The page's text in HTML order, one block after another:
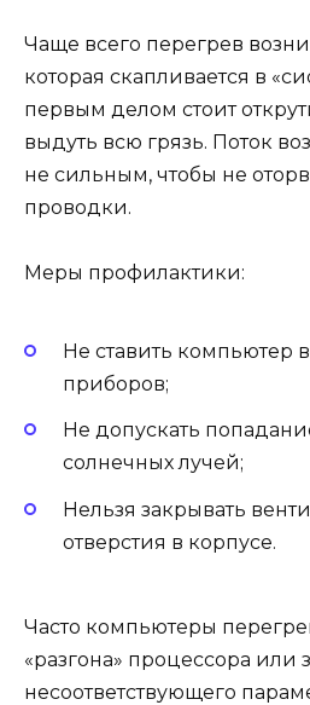
Чаще всего перегрев
которая скапливается в
первым делом стоит
выдуть всю грязь. Поток
не сильным, чтобы не
проводки.
Меры профилактики:
Не ставить компьютер
приборов;
Не допускать
солнечных лучей;
Нельзя закрывать
отверстия в корпусе.
Часто компьютеры
«разгона» процессора или
несоответствующего